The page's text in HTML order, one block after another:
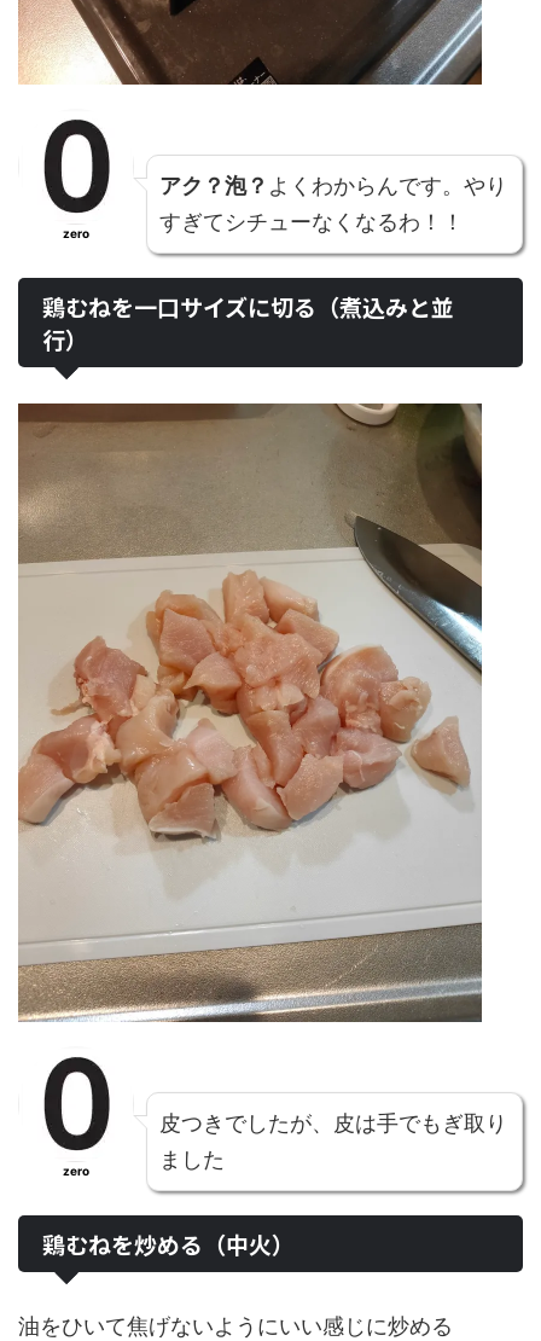
zero
アク？泡？ よくわからんです。やり
すぎてシチューなくなるわ！！
鶏むねを一口サイズに切る（煮込みと並
行）
zero
皮つきでしたが、皮は手でもぎ取り
ました
鶏むねを炒める（中火）
油をひいて焦げないようにいい感じに炒める